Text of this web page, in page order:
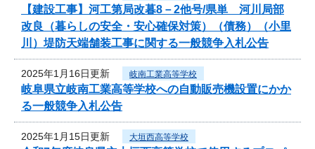
【建設工事】河工第局改暮8－2他号/県単 河川局部
改良（暮らしの安全・安心確保対策）（債務）（小里
川）堤防天端舗装工事に関する一般競争入札公告
2025年1月16日更新 岐南工業高等学校
岐阜県立岐南工業高等学校への自動販売機設置にかか
る一般競争入札公告
2025年1月15日更新 大垣西高等学校